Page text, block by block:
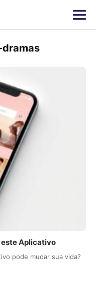
este Aplicativo
pode mudar sua vida?